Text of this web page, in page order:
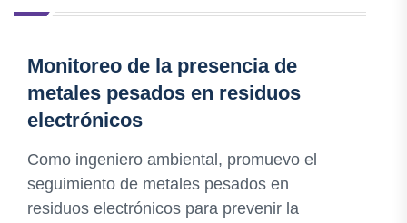
Monitoreo de la presencia de
metales pesados en residuos
electrónicos
Como ingeniero ambiental, promuevo el
seguimiento de metales pesados en
residuos electrónicos para prevenir la